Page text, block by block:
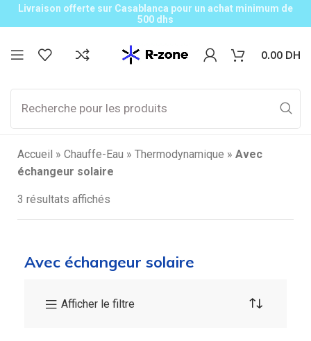
Livraison offerte sur Casablanca pour un achat minimum de
500 dhs
0.00 DH
Accueil » Chauffe-Eau » Thermodynamique » Avec
échangeur solaire
3 résultats affichés
Avec échangeur solaire
Afficher le filtre